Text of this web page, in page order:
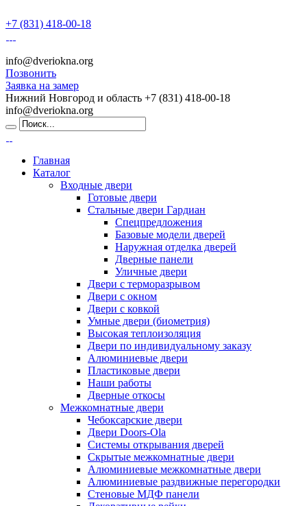
+7 (831) 418-00-18
info@dveriokna.org
Позвонить
Заявка на замер
Нижний Новгород и область +7 (831) 418-00-18
info@dveriokna.org
Главная
Каталог
Входные двери
Готовые двери
Стальные двери Гардиан
Спецпредложения
Базовые модели дверей
Наружная отделка дверей
Дверные панели
Уличные двери
Двери с терморазрывом
Двери с окном
Двери с ковкой
Умные двери (биометрия)
Высокая теплоизоляция
Двери по индивидуальному заказу
Алюминиевые двери
Пластиковые двери
Наши работы
Дверные откосы
Межкомнатные двери
Чебоксарские двери
Двери Doors-Ola
Системы открывания дверей
Скрытые межкомнатные двери
Алюминиевые межкомнатные двери
Алюминиевые раздвижные перегородки
Стеновые МДФ панели